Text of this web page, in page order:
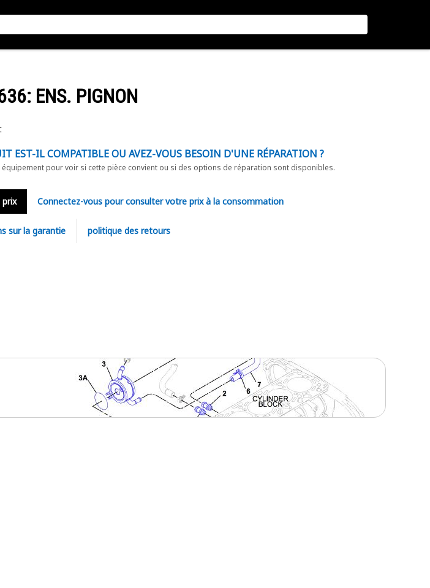
: ENS. PIGNON
EST-IL COMPATIBLE OU AVEZ-VOUS BESOIN D'UNE RÉPARATION ?
pour voir si cette pièce convient ou si des options de réparation sont disponibles.
prix Connectez-vous pour consulter votre prix à la consommation
sur la garantie politique des retours